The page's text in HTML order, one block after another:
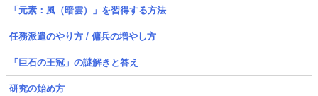
「元素：風（暗雲）」を習得する方法
任務派遣のやり方 / 傭兵の増やし方
「巨石の王冠」の謎解きと答え
研究の始め方